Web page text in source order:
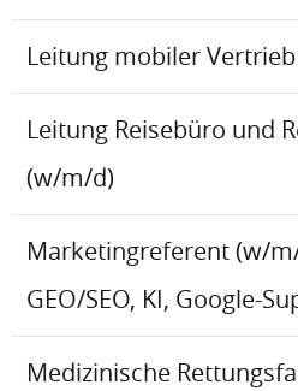
Leitung mobiler
Leitung Reisebüro und
(w/m/d)
Marketingreferent (w/
GEO/SEO, KI, Google-
Medizinische